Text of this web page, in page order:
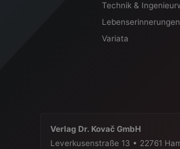
Technik &
Lebenserinnerungen
Variata
Verlag Dr. Kovač GmbH
Leverkusenstraße 13 • 22761